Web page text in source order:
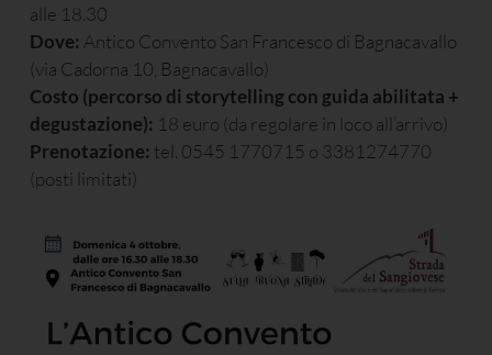
alle 18.30
Dove: Antico Convento San Francesco di Bagnacavallo
(via Cadorna 10, Bagnacavallo)
Costo (percorso di storytelling con guida abilitata +
degustazione): 18 euro (da regolare in loco all’arrivo)
Prenotazione: tel. 0545 1770715 o 3381274770
(posti limitati)